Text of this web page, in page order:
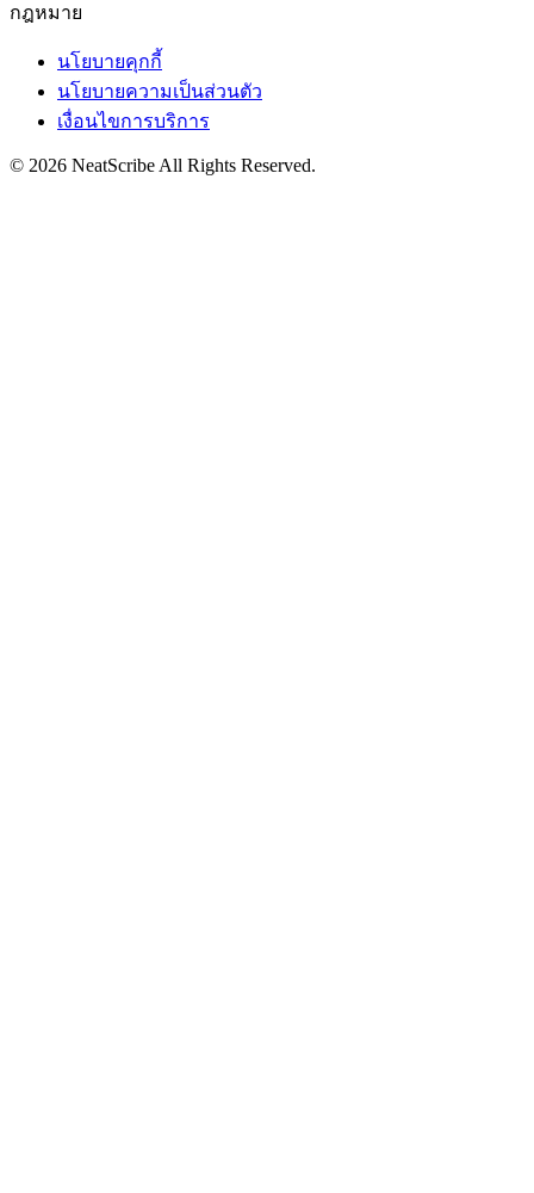
กฎหมาย
นโยบายคุกกี้
นโยบายความเป็นส่วนตัว
เงื่อนไขการบริการ
© 2026 NeatScribe All Rights Reserved.